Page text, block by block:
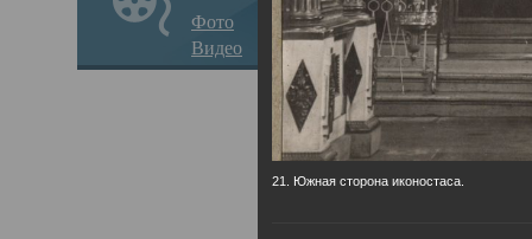
Фото
Видео
21. Южная сторона иконостаса.